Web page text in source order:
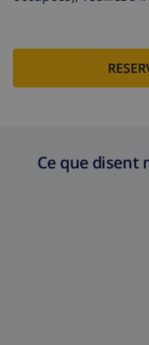
Ce que disent